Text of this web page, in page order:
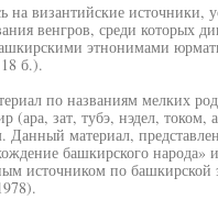
византийские источники,
венгров, среди которых
этнонимами
б.).
по названиям мелких
(ара, зат, тубэ, нэдел, током,
Данный материал,
башкирского народа»
источником по